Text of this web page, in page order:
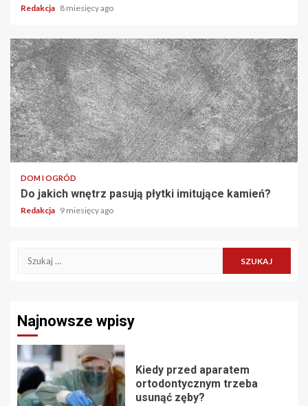
Redakcja 8 miesięcy ago
DOM I OGRÓD
Do jakich wnętrz pasują płytki imitujące kamień?
Redakcja 9 miesięcy ago
Szukaj:
Najnowsze wpisy
Kiedy przed aparatem
ortodontycznym trzeba
usunąć zęby?